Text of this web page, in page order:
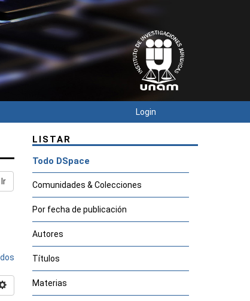
Login
Ir
LISTAR
Todo DSpace
Comunidades & Colecciones
Por fecha de publicación
Autores
Títulos
Materias